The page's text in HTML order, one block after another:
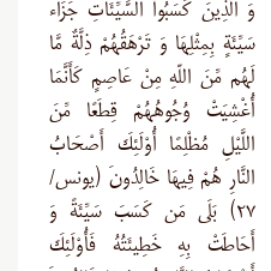
وَ الَّذِينَ كَسَبُواْ السَّيِّئَاتِ جَزَاء
سَيِّئَةٍ بِمِثْلِهَا وَ تَرْهَقُهُمْ ذِلَّةٌ مَّا
لَهُم مِّنَ اللّهِ مِنْ عَاصِمٍ كَأَنَّمَا
أُغْشِيَتْ وُجُوهُهُمْ قِطَعًا مِّنَ
اللَّيْلِ مُظْلِمًا أُوْلَئِكَ أَصْحَابُ
النَّارِ هُمْ فِيهَا خَالِدُونَ (یونس/
۲۷) بَلَى مَن كَسَبَ سَيِّئَةً وَ
أَحَاطَتْ بِهِ خَطِيئَتُهُ فَأُوْلَئِكَ